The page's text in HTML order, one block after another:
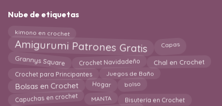
Nube de etiquetas
kimono en crochet
Amigurumi Patrones Gratis Capas
Grannys Square Crochet Navidadeño Chal en Crochet
Crochet para Principantes Juegos de Baño
Bolsas en Crochet Hogar bolso
Capuchas en crochet MANTA Bisutería en Crochet